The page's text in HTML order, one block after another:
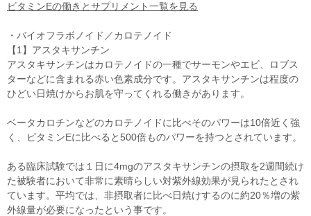
ビタミンEの働きとサプリメント一覧を見る
・バイオフラボノイド／カロテノイド
【1】アスタキサンチン
アスタキサンチンはカロテノイドの一種でサーモンやエビ、ロブス
ターなどに含まれる赤い色素成分です。アスタキサンチンは程度の
ひどい日焼けからお肌を守ってくれる働きがあります。
ベータカロチンなどのカロテノイドに比べそのパワーは10倍近く強
く、ビタミンEに比べると500倍ものパワーを持つとされています。
ある臨床試験では１日に4mgのアスタキサンチンの摂取を2週間続け
た被験者において非常に素晴らしい対紫外線効果が見られたとされ
ています。平均では、非摂取者に比べ日焼けするのに約20％増の紫
外線量が必要になったという事です。